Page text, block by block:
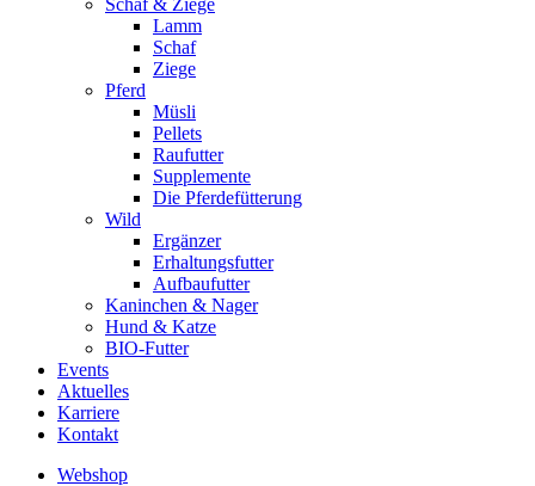
Schaf & Ziege
Lamm
Schaf
Ziege
Pferd
Müsli
Pellets
Raufutter
Supplemente
Die Pferdefütterung
Wild
Ergänzer
Erhaltungsfutter
Aufbaufutter
Kaninchen & Nager
Hund & Katze
BIO-Futter
Events
Aktuelles
Karriere
Kontakt
Webshop